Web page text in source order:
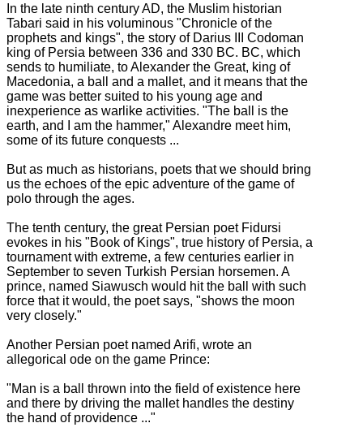
In the late ninth century AD, the Muslim historian
Tabari said in his voluminous "Chronicle of the
prophets and kings", the story of Darius III Codoman
king of Persia between 336 and 330 BC. BC, which
sends to humiliate, to Alexander the Great, king of
Macedonia, a ball and a mallet, and it means that the
game was better suited to his young age and
inexperience as warlike activities. "The ball is the
earth, and I am the hammer," Alexandre meet him,
some of its future conquests ...
But as much as historians, poets that we should bring
us the echoes of the epic adventure of the game of
polo through the ages.
The tenth century, the great Persian poet Fidursi
evokes in his "Book of Kings", true history of Persia, a
tournament with extreme, a few centuries earlier in
September to seven Turkish Persian horsemen. A
prince, named Siawusch would hit the ball with such
force that it would, the poet says, "shows the moon
very closely."
Another Persian poet named Arifi, wrote an
allegorical ode on the game Prince:
"Man is a ball thrown into the field of existence here
and there by driving the mallet handles the destiny
the hand of providence ..."